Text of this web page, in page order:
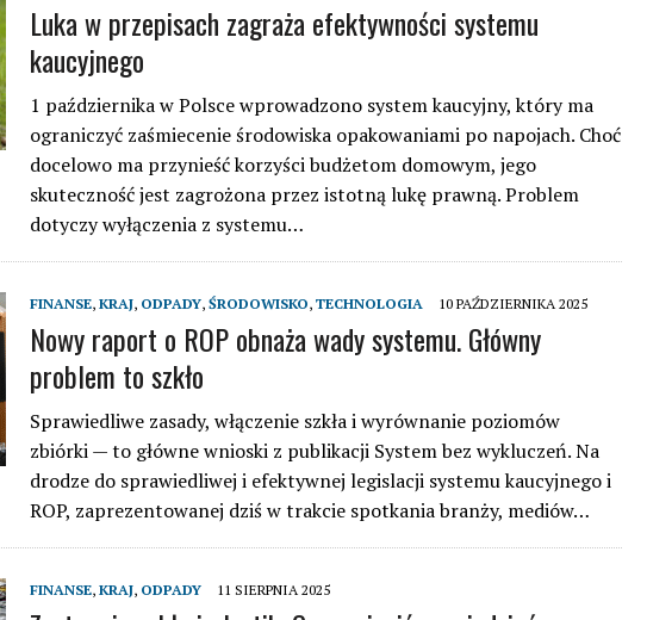
Luka w przepisach zagraża efektywności systemu
kaucyjnego
1 października w Polsce wprowadzono system kaucyjny, który ma
ograniczyć zaśmiecenie środowiska opakowaniami po napojach. Choć
docelowo ma przynieść korzyści budżetom domowym, jego
skuteczność jest zagrożona przez istotną lukę prawną. Problem
dotyczy wyłączenia z systemu…
FINANSE, KRAJ, ODPADY, ŚRODOWISKO, TECHNOLOGIA 10 PAŹDZIERNIKA 2025
Nowy raport o ROP obnaża wady systemu. Główny
problem to szkło
Sprawiedliwe zasady, włączenie szkła i wyrównanie poziomów
zbiórki — to główne wnioski z publikacji System bez wykluczeń. Na
drodze do sprawiedliwej i efektywnej legislacji systemu kaucyjnego i
ROP, zaprezentowanej dziś w trakcie spotkania branży, mediów…
FINANSE, KRAJ, ODPADY 11 SIERPNIA 2025